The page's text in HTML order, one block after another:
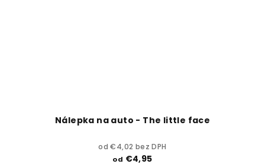
Nálepka na auto - The little face
od €4,02 bez DPH
od €4,95